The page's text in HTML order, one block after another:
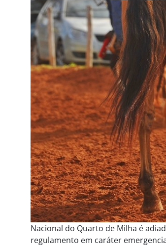
Nacional do Quarto de Milha é
regulamento em caráter